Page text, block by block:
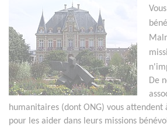
De
humanitaires (dont ONG) vous
pour les aider dans leurs missions